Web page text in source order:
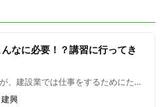
なに必要！？講習に行ってき
、建設業では仕事をするためにたく
なことをご存じですか？現場ではク
興